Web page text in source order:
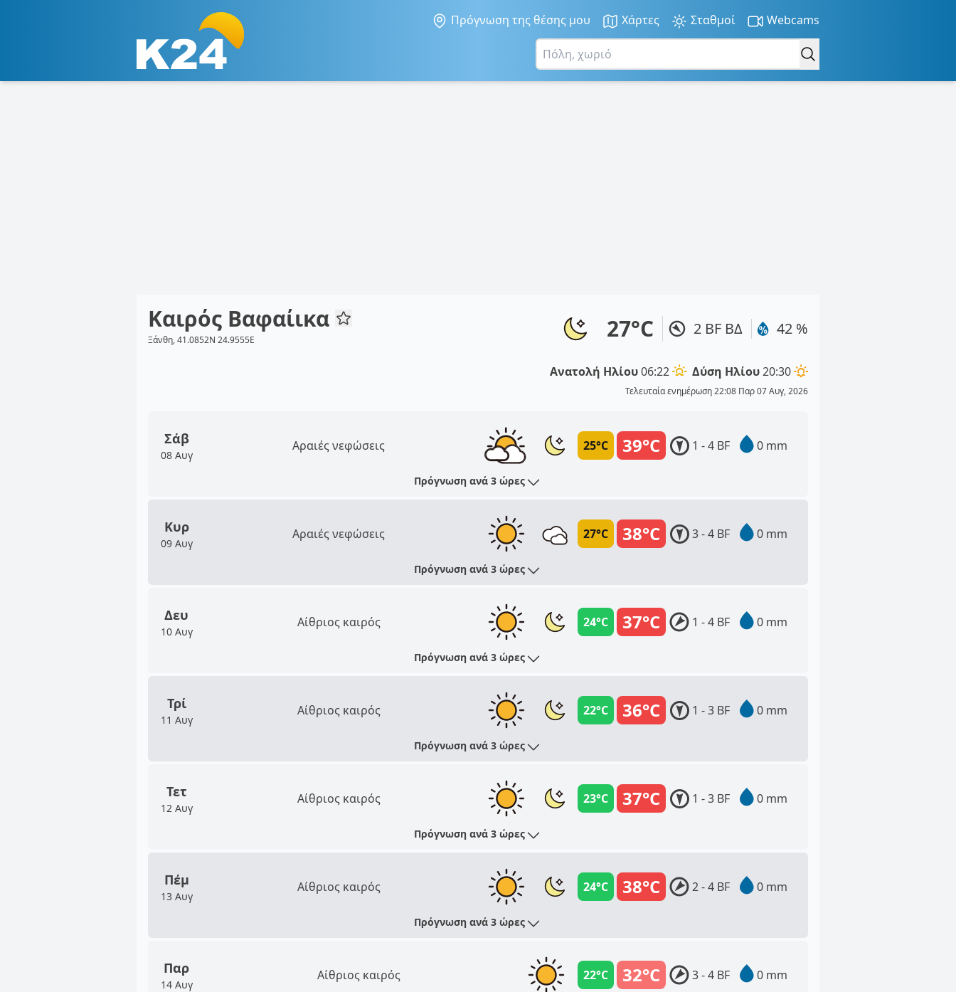
Πρόγνωση της θέσης μου Χάρτες Σταθμοί Webcams
Καιρός Βαφαίικα
Ξάνθη, 41.0852N 24.9555E 27°C 2 BF ΒΔ 42 %
Ανατολή Ηλίου06:22 Δύση Ηλίου20:30
Τελευταία ενημέρωση 22:08 Παρ 07 Αυγ, 2026
Σάβ
08 Αυγ
Αραιές νεφώσεις 39°C
25°C 1 - 4 BF 0 mm
Πρόγνωση ανά 3 ώρες
Κυρ
09 Αυγ
Αραιές νεφώσεις 38°C
27°C 3 - 4 BF 0 mm
Πρόγνωση ανά 3 ώρες
Δευ
10 Αυγ
Αίθριος καιρός 37°C
24°C 1 - 4 BF 0 mm
Πρόγνωση ανά 3 ώρες
Τρί
11 Αυγ
Αίθριος καιρός 36°C
22°C 1 - 3 BF 0 mm
Πρόγνωση ανά 3 ώρες
Τετ
12 Αυγ
Αίθριος καιρός 37°C
23°C 1 - 3 BF 0 mm
Πρόγνωση ανά 3 ώρες
Πέμ
13 Αυγ
Αίθριος καιρός 38°C
24°C 2 - 4 BF 0 mm
Πρόγνωση ανά 3 ώρες
Παρ
14 Αυγ
Αίθριος καιρός 32°C
22°C 3 - 4 BF 0 mm